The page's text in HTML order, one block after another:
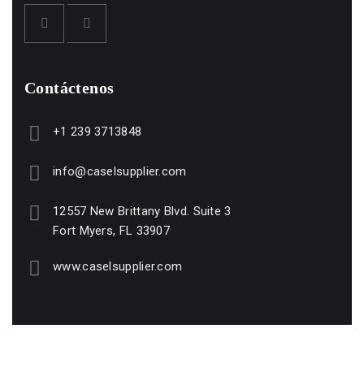
Contáctenos
+1 239 3713848
info@caselsupplier.com
12557 New Brittany Blvd. Suite 3
Fort Myers, FL 33907
www.caselsupplier.com